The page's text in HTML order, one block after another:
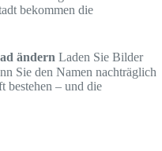
bekommen die
ändern Laden Sie Bilder
Sie den Namen nachträglich
bestehen – und die